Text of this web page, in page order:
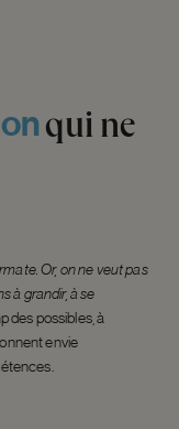
qui ne
Or, on ne veut pas
à grandir, à se
des possibles, à
envie